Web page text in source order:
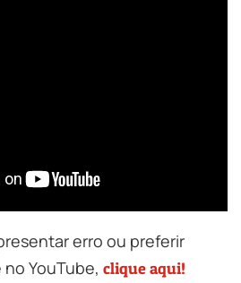
erro ou preferir
YouTube, clique aqui!